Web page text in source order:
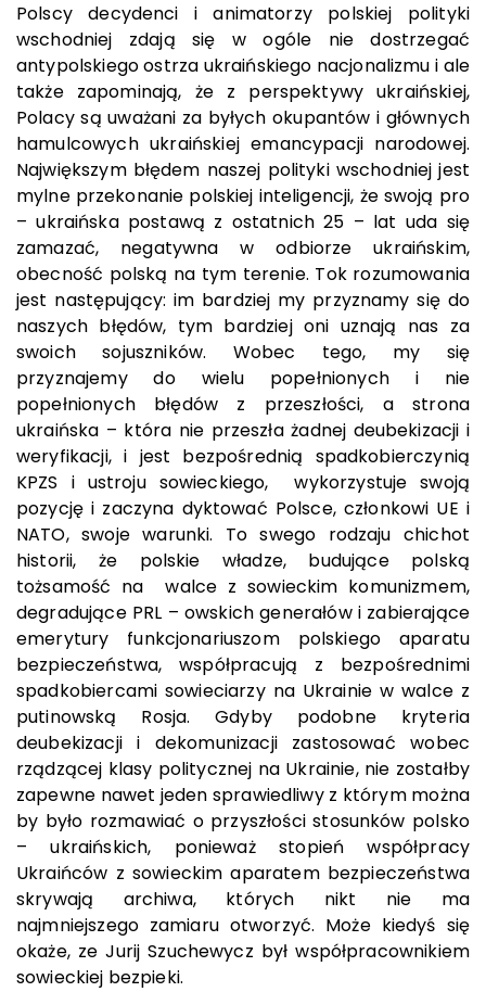
Polscy decydenci i animatorzy polskiej polityki
wschodniej zdają się w ogóle nie dostrzegać
antypolskiego ostrza ukraińskiego nacjonalizmu i ale
także zapominają, że z perspektywy ukraińskiej,
Polacy są uważani za byłych okupantów i głównych
hamulcowych ukraińskiej emancypacji narodowej.
Największym błędem naszej polityki wschodniej jest
mylne przekonanie polskiej inteligencji, że swoją pro
– ukraińska postawą z ostatnich 25 – lat uda się
zamazać, negatywna w odbiorze ukraińskim,
obecność polską na tym terenie. Tok rozumowania
jest następujący: im bardziej my przyznamy się do
naszych błędów, tym bardziej oni uznają nas za
swoich sojuszników. Wobec tego, my się
przyznajemy do wielu popełnionych i nie
popełnionych błędów z przeszłości, a strona
ukraińska – która nie przeszła żadnej deubekizacji i
weryfikacji, i jest bezpośrednią spadkobierczynią
KPZS i ustroju sowieckiego, wykorzystuje swoją
pozycję i zaczyna dyktować Polsce, członkowi UE i
NATO, swoje warunki. To swego rodzaju chichot
historii, że polskie władze, budujące polską
tożsamość na walce z sowieckim komunizmem,
degradujące PRL – owskich generałów i zabierające
emerytury funkcjonariuszom polskiego aparatu
bezpieczeństwa, współpracują z bezpośrednimi
spadkobiercami sowieciarzy na Ukrainie w walce z
putinowską Rosja. Gdyby podobne kryteria
deubekizacji i dekomunizacji zastosować wobec
rządzącej klasy politycznej na Ukrainie, nie zostałby
zapewne nawet jeden sprawiedliwy z którym można
by było rozmawiać o przyszłości stosunków polsko
– ukraińskich, ponieważ stopień współpracy
Ukraińców z sowieckim aparatem bezpieczeństwa
skrywają archiwa, których nikt nie ma
najmniejszego zamiaru otworzyć. Może kiedyś się
okaże, ze Jurij Szuchewycz był współpracownikiem
sowieckiej bezpieki.